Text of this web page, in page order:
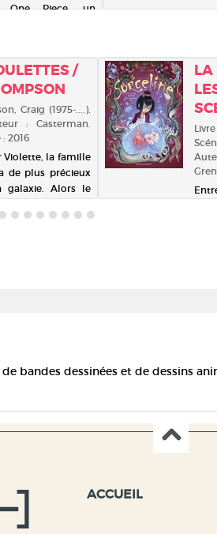
One Piece, un
Il a avalé par
en homme-
il est capable
s...
/
Craig (1975-....).
: Casterman.
2016
Violette, la famille
de plus précieux
galaxie. Alors le
dangereuse,
LA
bandes dessinées et de dessins
ACCUEIL